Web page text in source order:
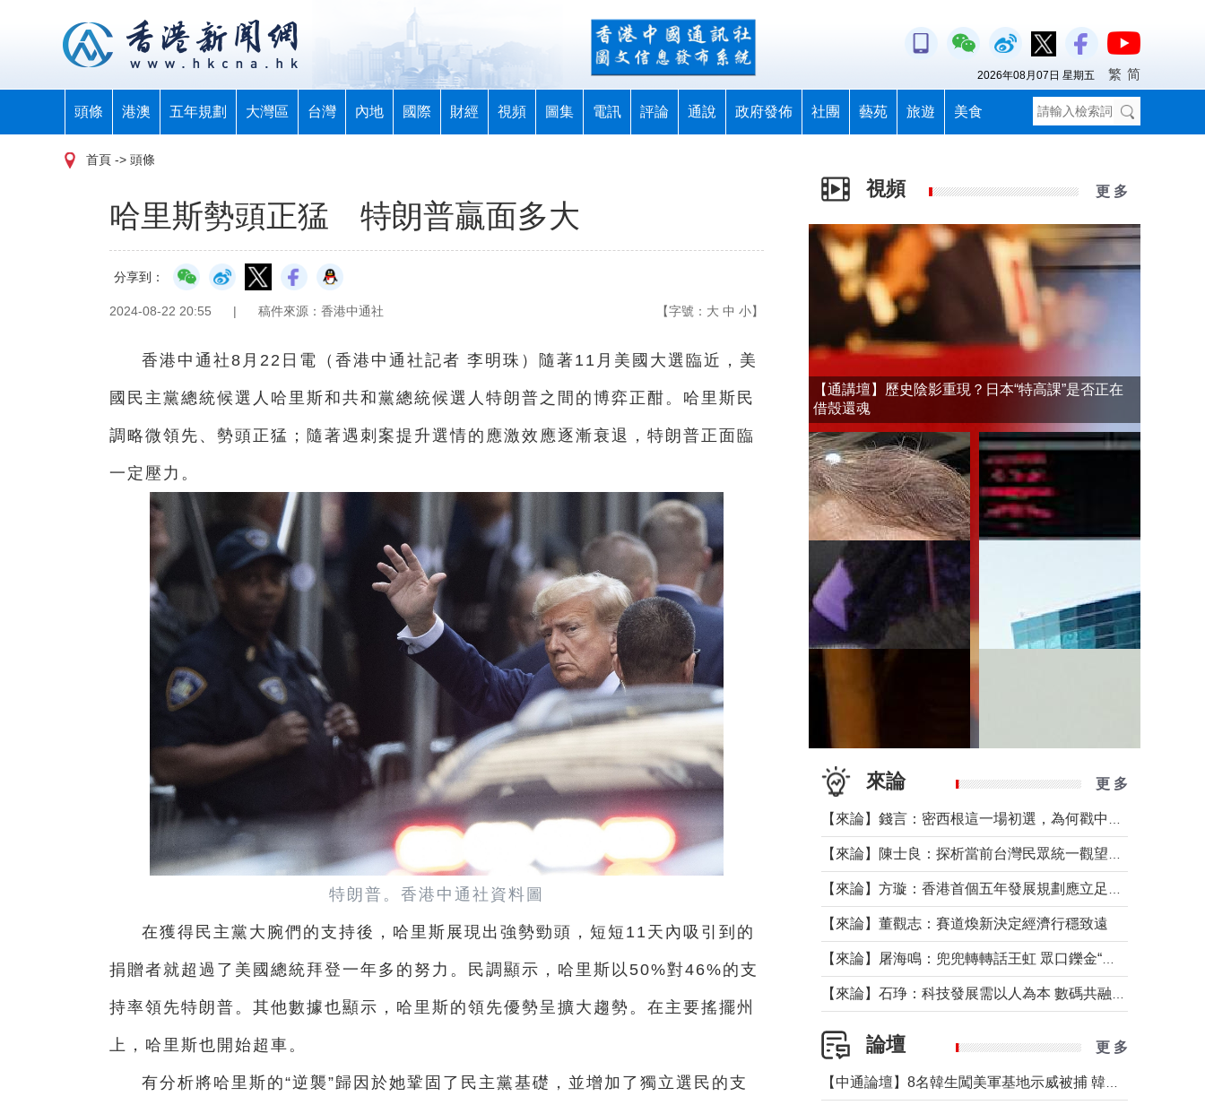
頭條 港澳 五年規劃 大灣區 台灣 內地 國際 財經 視頻 圖集 電訊 評論 通說 政府發佈 社團 藝苑 旅遊 美食
2026年08月07日 星期五 繁 简
首頁 -> 頭條
哈里斯勢頭正猛 特朗普贏面多大
分享到：
2024-08-22 20:55 | 稿件來源：香港中通社 【字號： 大 中 小】
香港中通社8月22日電（ 香港中通社記者 李明珠 ） 隨著11月美國大選臨近，美
國民主黨總統候選人哈里斯和共和黨總統候選人特朗普之間的博弈正酣。哈里斯民
調略微領先、勢頭正猛；隨著遇刺案提升選情的應激效應逐漸衰退，特朗普正面臨
一定壓力。
特朗普。香港中通社資料圖
在獲得民主黨大腕們的支持後，哈里斯展現出強勢勁頭，短短11天內吸引到的
捐贈者就超過了美國總統拜登一年多的努力。民調顯示，哈里斯以50%對46%的支
持率領先特朗普。其他數據也顯示，哈里斯的領先優勢呈擴大趨勢。在主要搖擺州
上，哈里斯也開始超車。
有分析將哈里斯的“逆襲”歸因於她鞏固了民主黨基礎，並增加了獨立選民的支
視頻 更 多
【通講壇】歷史陰影重現？日本“特高課”是否正在
借殼還魂
來論 更 多
【來論】董觀志：賽道煥新決定經濟行穩致遠
論壇 更 多